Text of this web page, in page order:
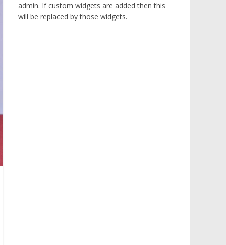
admin. If custom widgets are added then this
will be replaced by those widgets.